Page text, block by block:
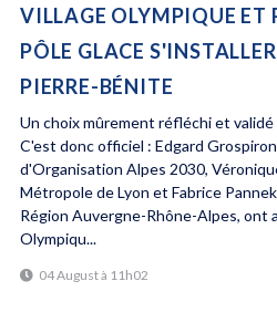
VILLAGE OLYMPIQUE ET
PÔLE GLACE
PIERRE-BÉNITE
Un choix mûrement réfléchi et validé
C'est donc officiel : Edgard
d'Organisation Alpes 2030,
Métropole de Lyon et Fabrice
Région Auvergne-Rhône-Alpes, ont
Olympiqu...
04 August à 11h02